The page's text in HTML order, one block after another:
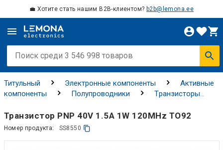
💼 Хотите стать нашим B2B-клиентом? b2b@lemona.ee
Титульный Электронные компоненты
Активные
компоненты
Полупроводники
Tранзисторы
Транзистор PNP 40V 1.5A 1W 120MHz TO92
Номер продукта: SS8550